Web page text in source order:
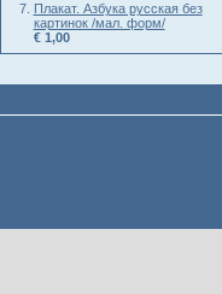
Плакат. Азбука русская без
картинок /мал. форм/
€ 1,00